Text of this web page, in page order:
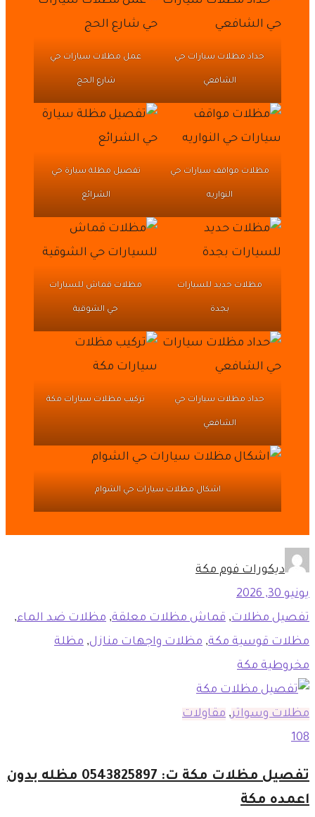
حداد مظلات سيارات حي
الشافعي
عمل مظلات سيارات حي
شارع الحج
مظلات مواقف سيارات حي
النواريه
تفصيل مظلة سيارة حي
الشرائع
مظلات حديد للسيارات
بجدة
مظلات قماش للسيارات
حي الشوقية
حداد مظلات سيارات حي
الشافعي
تركيب مظلات سيارات مكة
اشكال مظلات سيارات حي الشوام
ديكورات فوم مكة
يونيو 30, 2026
تفصيل مظلات, قماش مظلات معلقة, مظلات ضد الماء,
مظلات قوسية مكة, مظلات واجهات منازل, مظلة
مخروطية مكة
مظلات وسواتر, مقاولات
108
تفصيل مظلات مكة ت: 0543825897 مظله بدون
اعمده مكة